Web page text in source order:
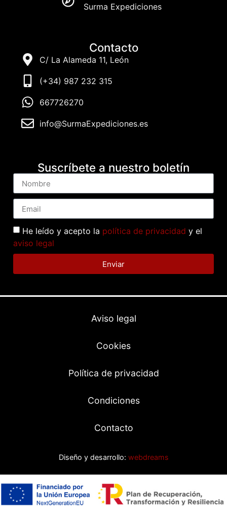
Surma Expediciones
Contacto
C/ La Alameda 11, León
(+34) 987 232 315
667726270
info@SurmaExpediciones.es
Suscríbete a nuestro boletín
He leído y acepto la política de privacidad y el
aviso legal
Enviar
Aviso legal
Cookies
Política de privacidad
Condiciones
Contacto
Diseño y desarrollo: webdreams